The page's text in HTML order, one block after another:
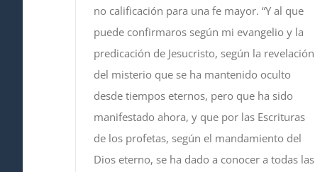
no calificación para una fe mayor. “Y al que
puede confirmaros según mi evangelio y la
predicación de Jesucristo, según la revelación
del misterio que se ha mantenido oculto
desde tiempos eternos, pero que ha sido
manifestado ahora, y que por las Escrituras
de los profetas, según el mandamiento del
Dios eterno, se ha dado a conocer a todas las